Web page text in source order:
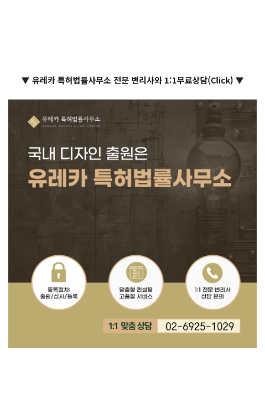
▼ 유레카 특허법률사무소 전문 변리사와 1:1무료상담(Click) ▼